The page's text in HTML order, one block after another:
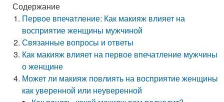
Содержание
Первое впечатление: Как макияж влияет на
восприятие женщины мужчиной
Связанные вопросы и ответы
Как макияж влияет на первое впечатление мужчины
о женщине
Может ли макияж повлиять на восприятие женщины
как уверенной или неуверенной